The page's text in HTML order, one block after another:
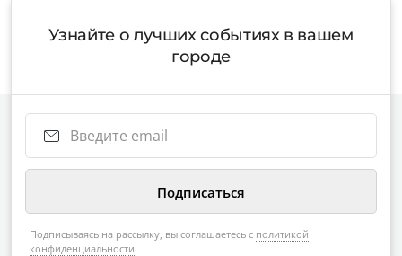
Узнайте о лучших событиях в вашем
городе
Подписываясь на рассылку, вы соглашаетесь с политикой
конфиденциальности